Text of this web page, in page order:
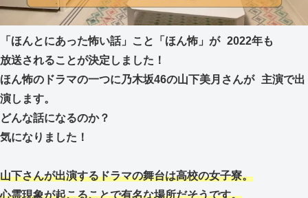
「ほんとにあった怖い話」こと「ほん怖」が 2022年も
放送されることが決定しました！
ほん怖のドラマの一つに乃木坂46の山下美月さんが 主演で出
演します。
どんな話になるのか？
気になりました！
山下さんが出演するドラマの舞台は高校の女子寮。
心霊現象が起こることで有名な場所だそうです。